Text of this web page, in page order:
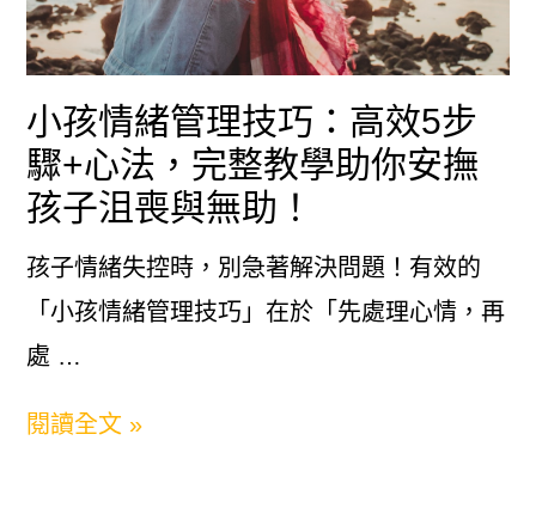
媽
必
學
的
10
高
技
巧
小孩情緒管理技巧：高效5步
驟+心法，完整教學助你安撫
孩子沮喪與無助！
孩子情緒失控時，別急著解決問題！有效的
「小孩情緒管理技巧」在於「先處理心情，再
處 …
小
閱讀全文 »